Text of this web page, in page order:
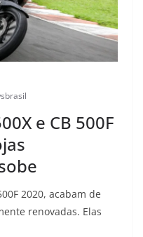
e CB 500F
2020, acabam de
renovadas. Elas